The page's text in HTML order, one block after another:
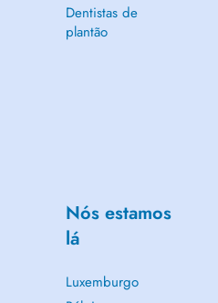
Dentistas de
plantão
Nós estamos
lá
Luxemburgo